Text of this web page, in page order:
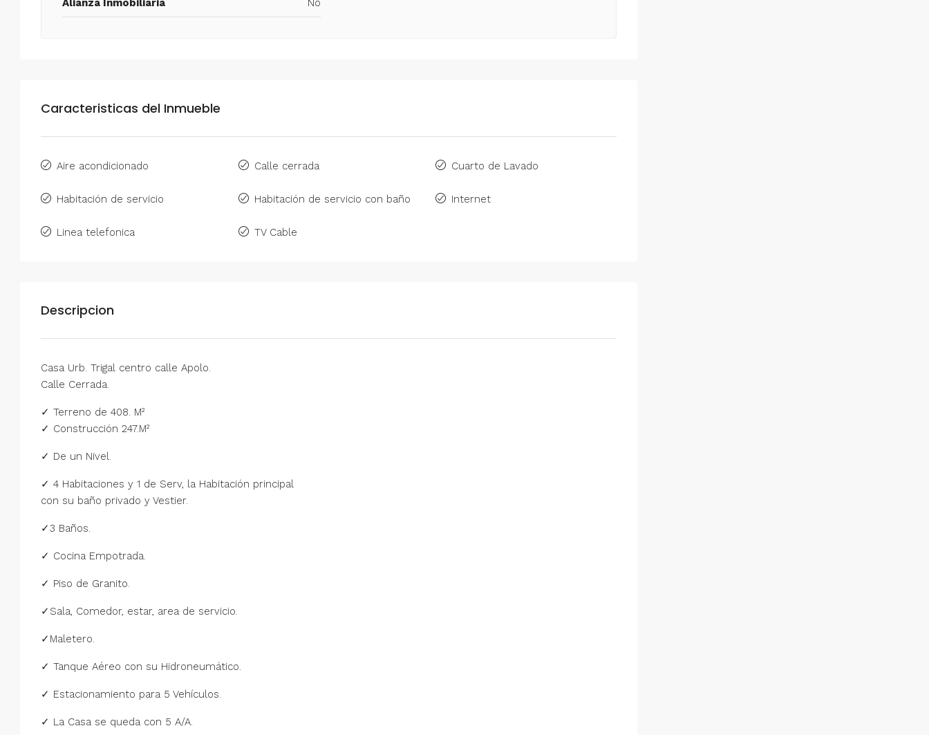
Alianza Inmobiliaria No
Caracteristicas del Inmueble
Aire acondicionado Calle cerrada Cuarto de Lavado
Habitación de servicio Habitación de servicio con baño Internet
Linea telefonica TV Cable
Descripcion
Casa Urb. Trigal centro calle Apolo.
Calle Cerrada.
✓ Terreno de 408. M²
✓ Construcción 247.M²
✓ De un Nivel.
✓ 4 Habitaciones y 1 de Serv, la Habitación principal
con su baño privado y Vestier.
✓3 Baños.
✓ Cocina Empotrada.
✓ Piso de Granito.
✓Sala, Comedor, estar, area de servicio.
✓Maletero.
✓ Tanque Aéreo con su Hidroneumático.
✓ Estacionamiento para 5 Vehículos.
✓ La Casa se queda con 5 A/A.